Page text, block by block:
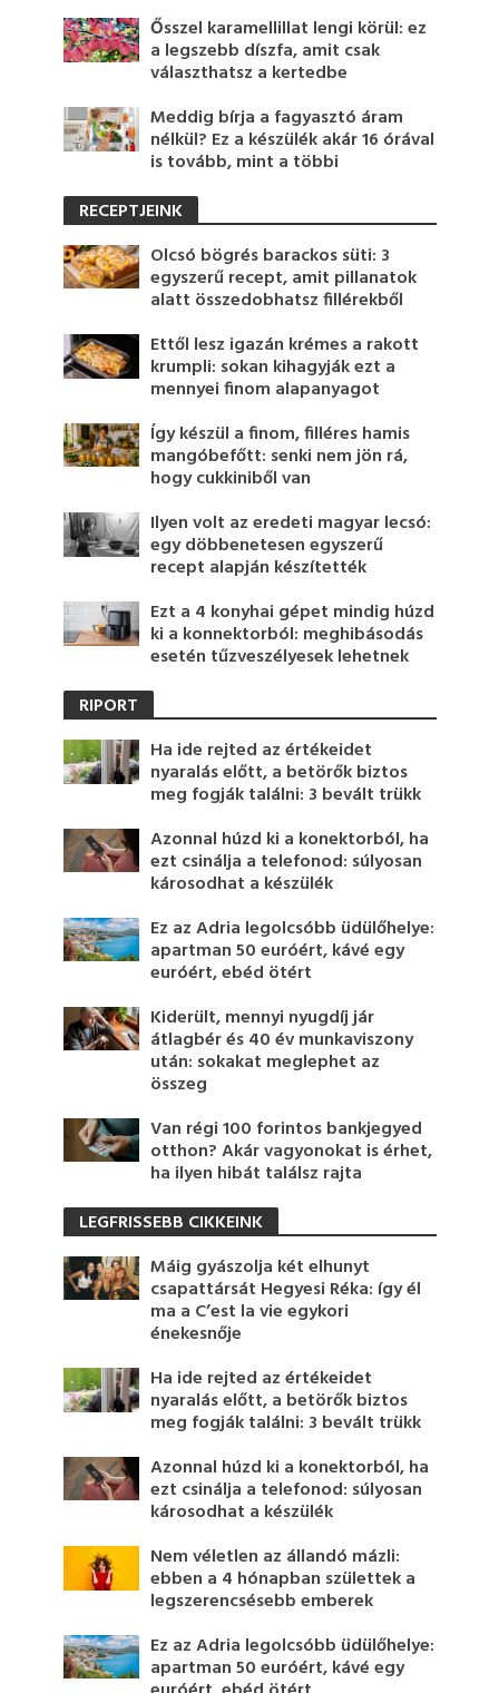
Ősszel karamellillat lengi körül: ez
a legszebb díszfa, amit csak
választhatsz a kertedbe
Meddig bírja a fagyasztó áram
nélkül? Ez a készülék akár 16 órával
is tovább, mint a többi
RECEPTJEINK
Olcsó bögrés barackos süti: 3
egyszerű recept, amit pillanatok
alatt összedobhatsz fillérekből
Ettől lesz igazán krémes a rakott
krumpli: sokan kihagyják ezt a
mennyei finom alapanyagot
Így készül a finom, filléres hamis
mangóbefőtt: senki nem jön rá,
hogy cukkiniből van
Ilyen volt az eredeti magyar lecsó:
egy döbbenetesen egyszerű
recept alapján készítették
Ezt a 4 konyhai gépet mindig húzd
ki a konnektorból: meghibásodás
esetén tűzveszélyesek lehetnek
RIPORT
Ha ide rejted az értékeidet
nyaralás előtt, a betörők biztos
meg fogják találni: 3 bevált trükk
Azonnal húzd ki a konektorból, ha
ezt csinálja a telefonod: súlyosan
károsodhat a készülék
Ez az Adria legolcsóbb üdülőhelye:
apartman 50 euróért, kávé egy
euróért, ebéd ötért
Kiderült, mennyi nyugdíj jár
átlagbér és 40 év munkaviszony
után: sokakat meglephet az
összeg
Van régi 100 forintos bankjegyed
otthon? Akár vagyonokat is érhet,
ha ilyen hibát találsz rajta
LEGFRISSEBB CIKKEINK
Máig gyászolja két elhunyt
csapattársát Hegyesi Réka: így él
ma a C’est la vie egykori
énekesnője
Ha ide rejted az értékeidet
nyaralás előtt, a betörők biztos
meg fogják találni: 3 bevált trükk
Azonnal húzd ki a konektorból, ha
ezt csinálja a telefonod: súlyosan
károsodhat a készülék
Nem véletlen az állandó mázli:
ebben a 4 hónapban születtek a
legszerencsésebb emberek
Ez az Adria legolcsóbb üdülőhelye:
apartman 50 euróért, kávé egy